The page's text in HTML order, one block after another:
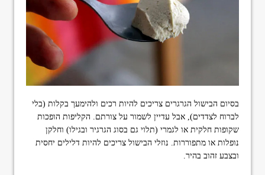
בסיום הבישול הגרגרים צריכים להיות רכים ולהימעך בקלות (בלי
לברוח לצדדים), אבל עדיין לשמור על צורתם. הקליפות הופכות
שקופות חלקית או לגמרי (תלוי גם בסוג הגרגיר ובגילו) וחלקן
נופלות או מתפוררות. נוזלי הבישול צריכים להיות דלילים יחסית
ובצבע זהוב בהיר.